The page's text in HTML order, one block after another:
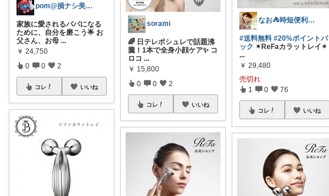
pom@損ナシ美容でQOLを上げるママ
家族に愛されるパパになる
ために、自分を磨こう🌟 お
父さん、お母 ...
￥ 24,750
0 0 2
コレ いいね
sorami
🌈 日テレポシュレで話題沸
騰！1本で全身小顔ケア✨ コ
ロコ ...
￥ 15,800
0 0 2
コレ いいね
なお⛺️時短便利グッズ好き♡オリ写多め♪
#送料無料 #20%ポイントバ
ック ✴︎ReFaカラットレイ✴
...
￥ 29,480
売切れ
1 0 76
コレ いいね